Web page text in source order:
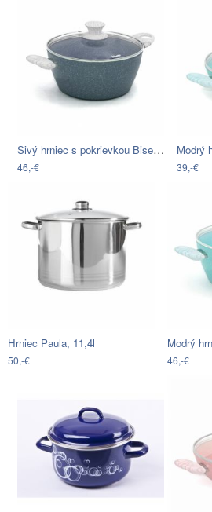
Sivý hrniec s pokrievkou Bisetti Pierre…
46,-€ 39,-€
Hrniec Paula, 11,4l
50,-€ 46,-€